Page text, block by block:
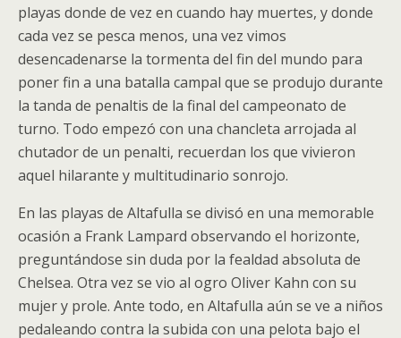
playas donde de vez en cuando hay muertes, y donde
cada vez se pesca menos, una vez vimos
desencadenarse la tormenta del fin del mundo para
poner fin a una batalla campal que se produjo durante
la tanda de penaltis de la final del campeonato de
turno. Todo empezó con una chancleta arrojada al
chutador de un penalti, recuerdan los que vivieron
aquel hilarante y multitudinario sonrojo.
En las playas de Altafulla se divisó en una memorable
ocasión a Frank Lampard observando el horizonte,
preguntándose sin duda por la fealdad absoluta de
Chelsea. Otra vez se vio al ogro Oliver Kahn con su
mujer y prole. Ante todo, en Altafulla aún se ve a niños
pedaleando contra la subida con una pelota bajo el